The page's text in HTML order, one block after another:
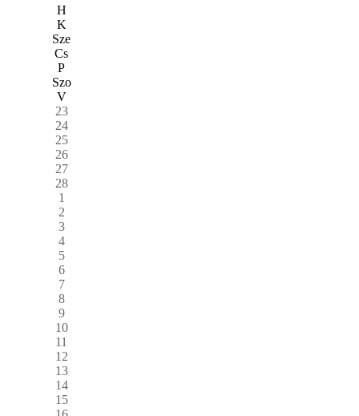
H
K
Sze
Cs
P
Szo
V
23
24
25
26
27
28
1
2
3
4
5
6
7
8
9
10
11
12
13
14
15